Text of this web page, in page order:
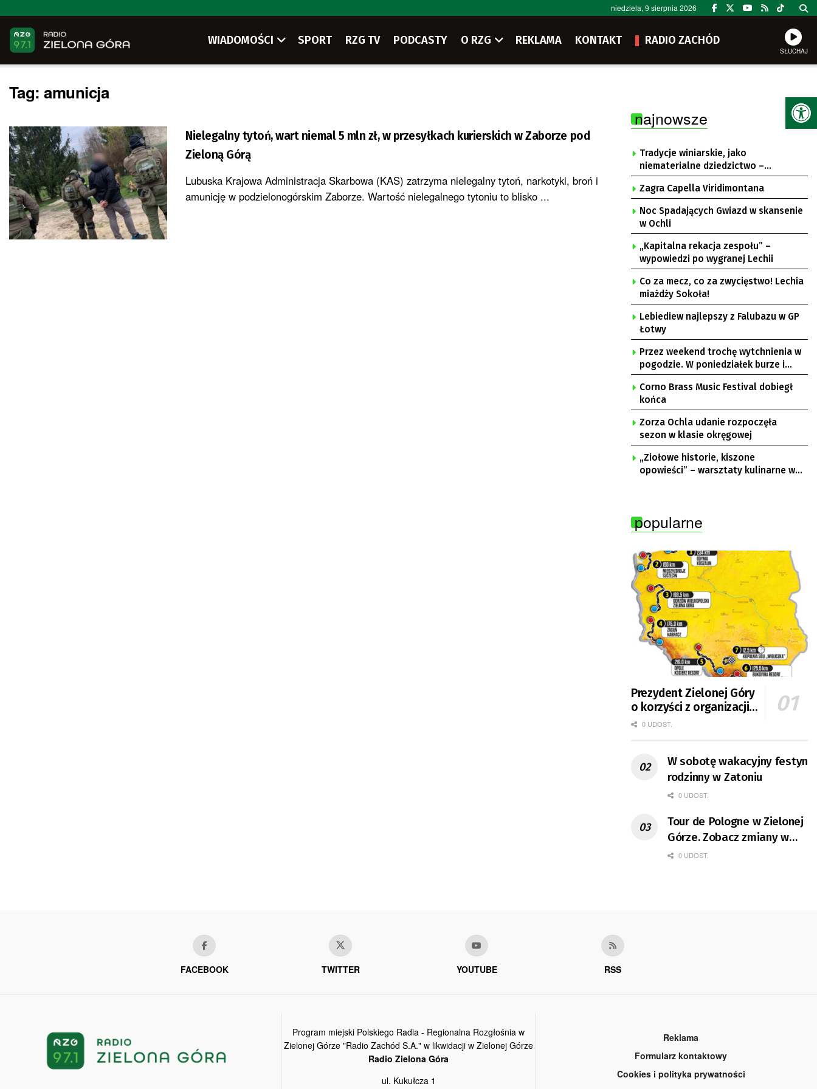
niedziela, 9 sierpnia 2026
WIADOMOŚCI SPORT RZG TV PODCASTY O RZG REKLAMA KONTAKT RADIO ZACHÓD
SŁUCHAJ
Tag:amunicja
Nielegalny tytoń, wart niemal 5 mln zł, w przesyłkach kurierskich w Zaborze pod
Zieloną Górą
Lubuska Krajowa Administracja Skarbowa (KAS) zatrzyma nielegalny tytoń, narkotyki, broń i
amunicję w podzielonogórskim Zaborze. Wartość nielegalnego tytoniu to blisko ...
najnowsze
Tradycje winiarskie, jako
niematerialne dziedzictwo –
konsultacje i projekt
Zagra Capella Viridimontana
Noc Spadających Gwiazd w skansenie
w Ochli
„Kapitalna rekacja zespołu” –
wypowiedzi po wygranej Lechii
Co za mecz, co za zwycięstwo! Lechia
miażdży Sokoła!
Lebiediew najlepszy z Falubazu w GP
Łotwy
Przez weekend trochę wytchnienia w
pogodzie. W poniedziałek burze i
upał
Corno Brass Music Festival dobiegł
końca
Zorza Ochla udanie rozpoczęła
sezon w klasie okręgowej
„Ziołowe historie, kiszone
opowieści” – warsztaty kulinarne w
popularne
Prezydent Zielonej Góry
o korzyści z organizacji
mety Tour de Pologne
0 UDOST.
W sobotę wakacyjny festyn
rodzinny w Zatoniu
0 UDOST.
Tour de Pologne w Zielonej
Górze. Zobacz zmiany w
organizacji ruchu
0 UDOST.
FACEBOOK TWITTER YOUTUBE RSS
Program miejski Polskiego Radia - Regionalna Rozgłośnia w
Zielonej Górze "Radio Zachód S.A." w likwidacji w Zielonej Górze
Radio Zielona Góra
ul. Kukułcza 1
Reklama
Formularz kontaktowy
Cookies i polityka prywatności